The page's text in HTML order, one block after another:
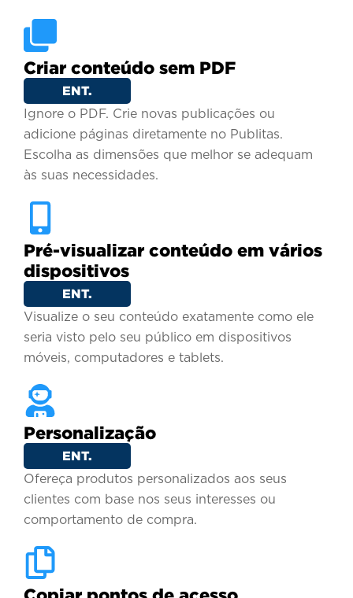
Criar conteúdo sem PDF
ENT.
Ignore o PDF. Crie novas publicações ou
adicione páginas diretamente no Publitas.
Escolha as dimensões que melhor se adequam
às suas necessidades.
Pré-visualizar conteúdo em vários
dispositivos
ENT.
Visualize o seu conteúdo exatamente como ele
seria visto pelo seu público em dispositivos
móveis, computadores e tablets.
Personalização
ENT.
Ofereça produtos personalizados aos seus
clientes com base nos seus interesses ou
comportamento de compra.